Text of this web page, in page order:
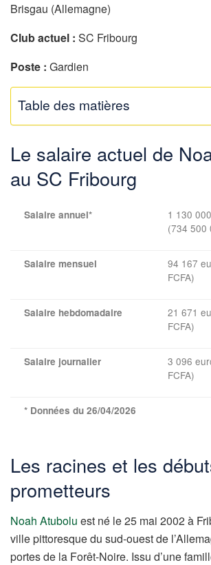
Brisgau (Allemagne)
Club actuel : SC Fribourg
Poste : Gardien
Table des matières
Le salaire actuel de
au SC Fribourg
Salaire annuel*
1 130
(734 500
Salaire mensuel
94 167
FCFA)
Salaire hebdomadaire
21 671
FCFA)
Salaire journalier
3 096
FCFA)
* Données du 26/04/2026
Les racines et les
prometteurs
Noah Atubolu est né le 25 mai 2002 à
ville pittoresque du sud-ouest de
portes de la Forêt-Noire. Issu d’une